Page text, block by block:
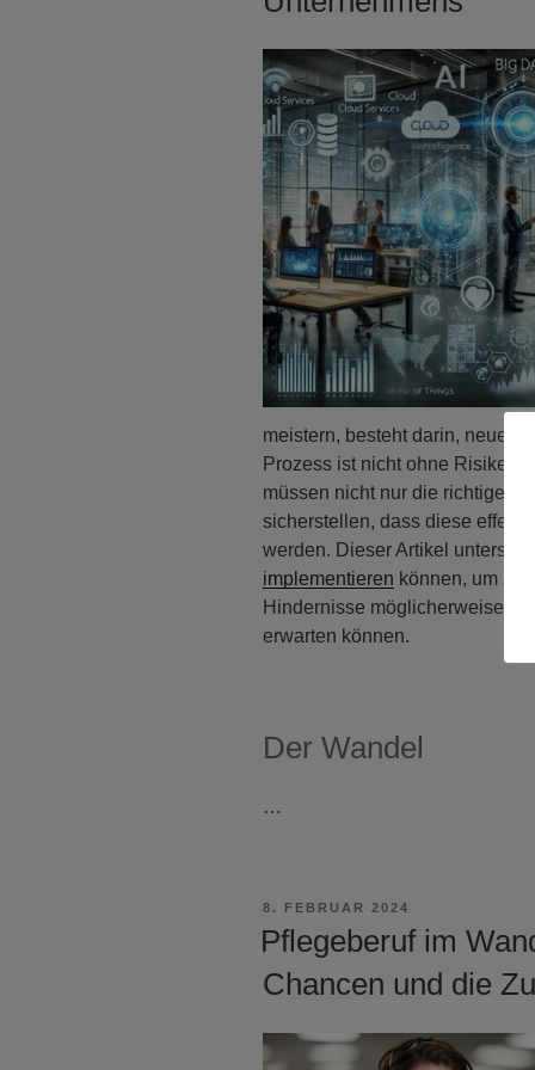
meistern, besteht darin, neue
Prozess ist nicht ohne Risiken
müssen nicht nur die richtigen
sicherstellen, dass diese
werden. Dieser Artikel
implementieren können, um
Hindernisse möglicherweise
erwarten können.
Der Wandel
…
VERÖFFENTLICHT
8. FEBRUAR 2024
Pflegeberuf im
Chancen und die